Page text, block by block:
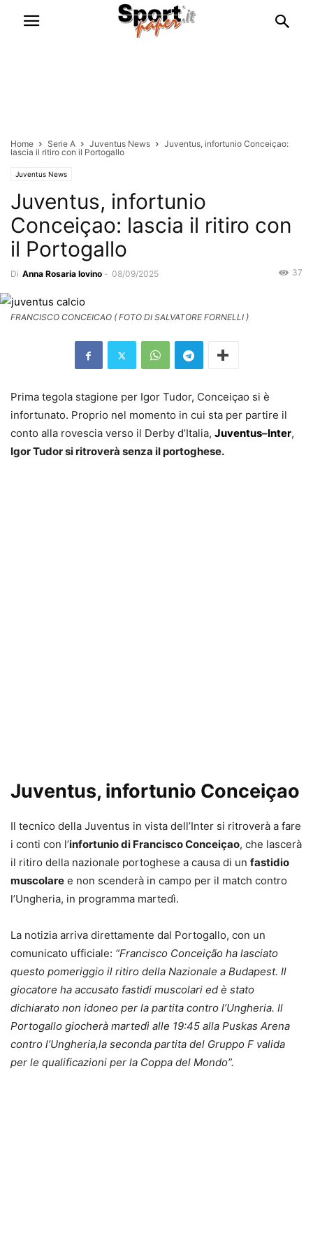
Home Serie A Juventus News
Juventus, infortunio Conceiçao:
lascia il ritiro con il Portogallo
Juventus News
Juventus, infortunio
Conceiçao: lascia il ritiro con
il Portogallo
Di Anna Rosaria Iovino - 08/09/2025 37
FRANCISCO CONCEICAO ( FOTO DI SALVATORE FORNELLI )
Prima tegola stagione per Igor Tudor, Conceiçao si è
infortunato. Proprio nel momento in cui sta per partire il
conto alla rovescia verso il Derby d’Italia, Juventus–Inter,
Igor Tudor si ritroverà senza il portoghese.
Juventus, infortunio Conceiçao
Il tecnico della Juventus in vista dell’Inter si ritroverà a fare
i conti con l’infortunio di Francisco Conceiçao, che lascerà
il ritiro della nazionale portoghese a causa di un fastidio
muscolare e non scenderà in campo per il match contro
l’Ungheria, in programma martedì.
La notizia arriva direttamente dal Portogallo, con un
comunicato ufficiale: “Francisco Conceição ha lasciato
questo pomeriggio il ritiro della Nazionale a Budapest. Il
giocatore ha accusato fastidi muscolari ed è stato
dichiarato non idoneo per la partita contro l’Ungheria. Il
Portogallo giocherà martedì alle 19:45 alla Puskas Arena
contro l’Ungheria,la seconda partita del Gruppo F valida
per le qualificazioni per la Coppa del Mondo”.